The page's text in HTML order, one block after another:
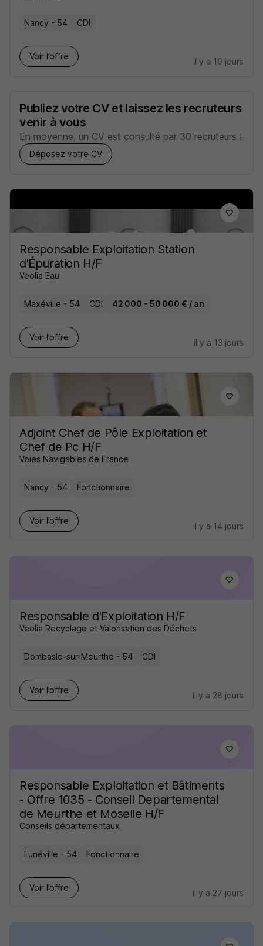
Nancy - 54 CDI
Voir l’offre
il y a 10 jours
Publiez votre CV et laissez les recruteurs
venir à vous
En moyenne, un CV est consulté par 30 recruteurs !
Déposez votre CV
Responsable Exploitation Station
d'Épuration H/F
Veolia Eau
Maxéville - 54 CDI 42 000 - 50 000 € / an
Voir l’offre
il y a 13 jours
Adjoint Chef de Pôle Exploitation et
Chef de Pc H/F
Voies Navigables de France
Nancy - 54 Fonctionnaire
Voir l’offre
il y a 14 jours
Responsable d'Exploitation H/F
Veolia Recyclage et Valorisation des Déchets
Dombasle-sur-Meurthe - 54 CDI
Voir l’offre
il y a 28 jours
Responsable Exploitation et Bâtiments
- Offre 1035 - Conseil Departemental
de Meurthe et Moselle H/F
Conseils départementaux
Lunéville - 54 Fonctionnaire
Voir l’offre
il y a 27 jours